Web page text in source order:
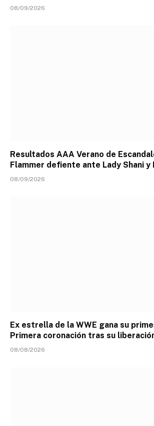
08/09/2026
Resultados AAA Verano de
Flammer defiente ante Lady Shani y
08/09/2026
Ex estrella de la WWE gana su
Primera coronación tras su
08/08/2026